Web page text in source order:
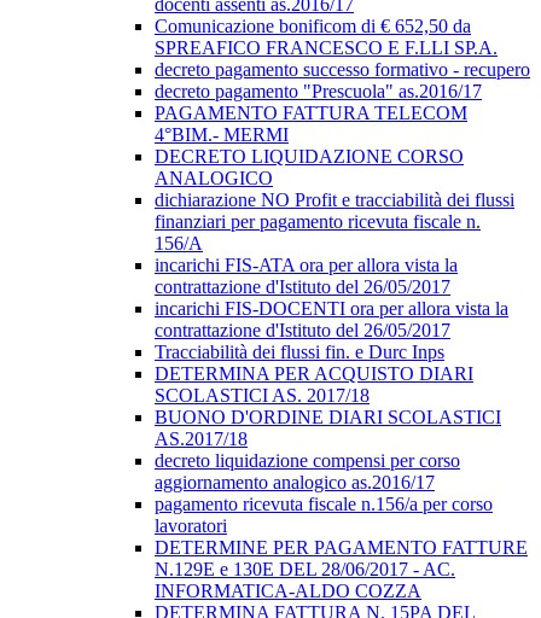
docenti assenti as.2016/17
Comunicazione bonificom di € 652,50 da
SPREAFICO FRANCESCO E F.LLI SP.A.
decreto pagamento successo formativo - recupero
decreto pagamento "Prescuola" as.2016/17
PAGAMENTO FATTURA TELECOM
4°BIM.- MERMI
DECRETO LIQUIDAZIONE CORSO
ANALOGICO
dichiarazione NO Profit e tracciabilità dei flussi
finanziari per pagamento ricevuta fiscale n.
156/A
incarichi FIS-ATA ora per allora vista la
contrattazione d'Istituto del 26/05/2017
incarichi FIS-DOCENTI ora per allora vista la
contrattazione d'Istituto del 26/05/2017
Tracciabilità dei flussi fin. e Durc Inps
DETERMINA PER ACQUISTO DIARI
SCOLASTICI AS. 2017/18
BUONO D'ORDINE DIARI SCOLASTICI
AS.2017/18
decreto liquidazione compensi per corso
aggiornamento analogico as.2016/17
pagamento ricevuta fiscale n.156/a per corso
lavoratori
DETERMINE PER PAGAMENTO FATTURE
N.129E e 130E DEL 28/06/2017 - AC.
INFORMATICA-ALDO COZZA
DETERMINA FATTURA N. 15PA DEL